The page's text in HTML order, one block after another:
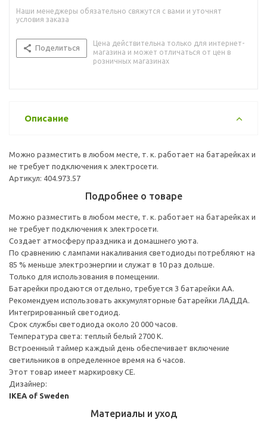
Наши менеджеры обязательно свяжутся с вами и уточнят
условия заказа
Поделиться
Цена действительна только для интернет-
магазина и может отличаться от цен в
розничных магазинах
Описание
Можно разместить в любом месте, т. к. работает на батарейках и
не требует подключения к электросети.
Артикул: 404.973.57
Подробнее о товаре
Можно разместить в любом месте, т. к. работает на батарейках и
не требует подключения к электросети.
Создает атмосферу праздника и домашнего уюта.
По сравнению с лампами накаливания светодиоды потребляют на
85 % меньше электроэнергии и служат в 10 раз дольше.
Только для использования в помещении.
Батарейки продаются отдельно, требуется 3 батарейки АА.
Рекомендуем использовать аккумуляторные батарейки ЛАДДА.
Интегрированный светодиод.
Срок службы светодиода около 20 000 часов.
Температура света: теплый белый 2700 К.
Встроенный таймер каждый день обеспечивает включение
светильников в определенное время на 6 часов.
Этот товар имеет маркировку CE.
Дизайнер:
IKEA of Sweden
Материалы и уход